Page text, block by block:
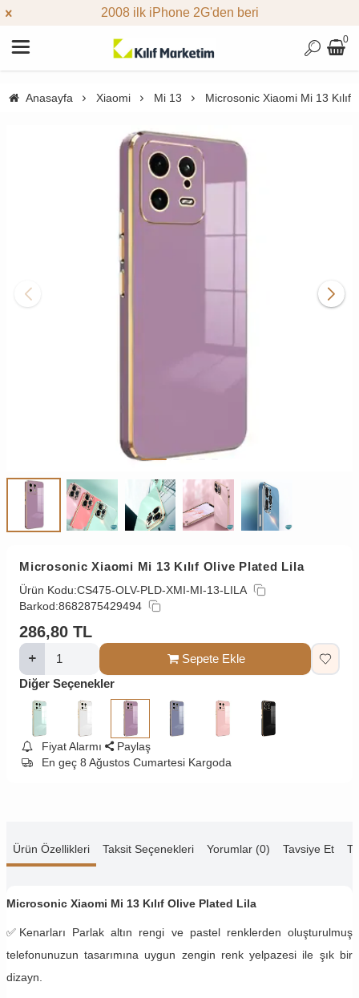
2008 ilk iPhone 2G'den beri
0
Anasayfa Xiaomi Mi 13 Microsonic Xiaomi Mi 13 Kılıf
Microsonic Xiaomi Mi 13 Kılıf Olive Plated Lila
Ürün Kodu:CS475-OLV-PLD-XMI-MI-13-LILA
Barkod:8682875429494
286,80 TL
Sepete Ekle
Diğer Seçenekler
Fiyat Alarmı
Paylaş
En geç 8 Ağustos Cumartesi Kargoda
Ürün Özellikleri Taksit Seçenekleri Yorumlar (0) Tavsiye Et
Microsonic Xiaomi Mi 13 Kılıf Olive Plated Lila
✅ Kenarları Parlak altın rengi ve pastel renklerden oluşturulmuş
telefonunuzun tasarımına uygun zengin renk yelpazesi ile şık bir
dizayn.